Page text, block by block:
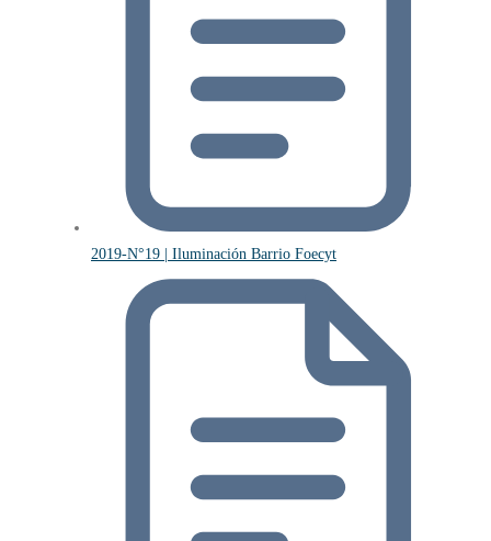
2019-N°19 | Iluminación Barrio Foecyt